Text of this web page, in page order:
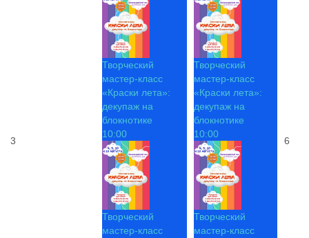
3
Творческий
мастер-класс
«Краски лета»:
декупаж на
блокнотике
10:00
Творческий
мастер-класс
Творческий
мастер-класс
«Краски лета»:
декупаж на
блокнотике
10:00
Творческий
мастер-класс
6